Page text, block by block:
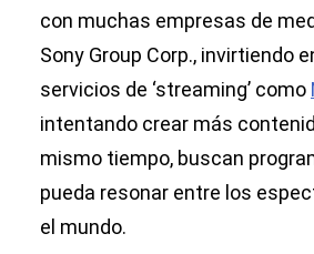
con muchas empresas de
Sony Group Corp., invirtiendo
servicios de ‘streaming’ como
intentando crear más
mismo tiempo, buscan
pueda resonar entre los
el mundo.